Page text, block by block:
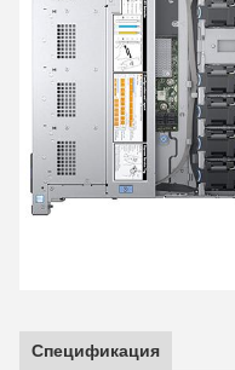
Спецификация